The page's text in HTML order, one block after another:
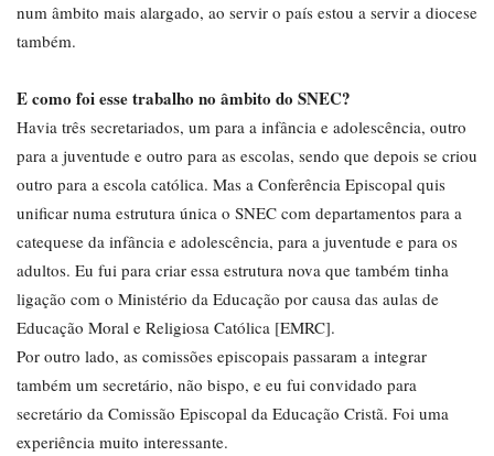
num âmbito mais alargado, ao servir o país estou a servir a diocese
também.
E como foi esse trabalho no âmbito do SNEC?
Havia três secretariados, um para a infância e adolescência, outro
para a juventude e outro para as escolas, sendo que depois se criou
outro para a escola católica. Mas a Conferência Episcopal quis
unificar numa estrutura única o SNEC com departamentos para a
catequese da infância e adolescência, para a juventude e para os
adultos. Eu fui para criar essa estrutura nova que também tinha
ligação com o Ministério da Educação por causa das aulas de
Educação Moral e Religiosa Católica [EMRC].
Por outro lado, as comissões episcopais passaram a integrar
também um secretário, não bispo, e eu fui convidado para
secretário da Comissão Episcopal da Educação Cristã. Foi uma
experiência muito interessante.